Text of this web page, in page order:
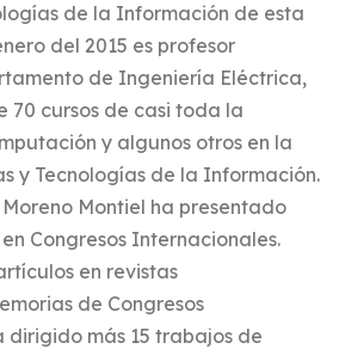
de la Información de esta
del 2015 es profesor
de Ingeniería Eléctrica,
70 cursos de casi toda la
y algunos otros en la
y Tecnologías de la Información.
Montiel ha presentado
Congresos Internacionales.
en revistas
de Congresos
dirigido más 15 trabajos de